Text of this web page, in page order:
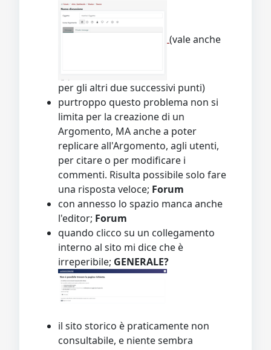
(vale anche
per gli altri due successivi punti)
purtroppo questo problema non si
limita per la creazione di un
Argomento, MA anche a poter
replicare all'Argomento, agli utenti,
per citare o per modificare i
commenti. Risulta possibile solo fare
una risposta veloce; Forum
con annesso lo spazio manca anche
l'editor; Forum
quando clicco su un collegamento
interno al sito mi dice che è
irreperibile; GENERALE?
il sito storico è praticamente non
consultabile, e niente sembra